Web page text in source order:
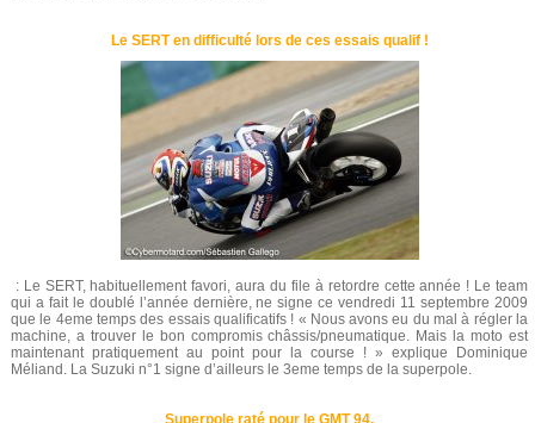
Le SERT en difficulté lors de ces essais qualif !
: Le SERT, habituellement favori, aura du file à retordre cette année ! Le team
qui a fait le doublé l’année dernière, ne signe ce vendredi 11 septembre 2009
que le 4eme temps des essais qualificatifs ! « Nous avons eu du mal à régler la
machine, a trouver le bon compromis châssis/pneumatique. Mais la moto est
maintenant pratiquement au point pour la course ! » explique Dominique
Méliand. La Suzuki n°1 signe d’ailleurs le 3eme temps de la superpole.
Superpole raté pour le GMT 94.